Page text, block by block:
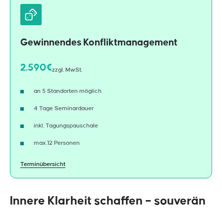
Gewinnendes Konfliktmanagement
2.590€zzgl. MwSt.
an 5 Standorten möglich
4 Tage Seminardauer
inkl. Tagungspauschale
max.12 Personen
Terminübersicht
Innere Klarheit schaffen – souverän